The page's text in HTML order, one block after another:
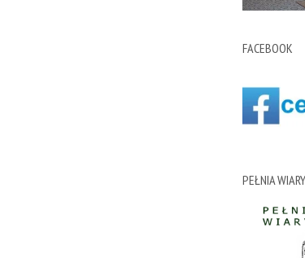
FACEBOOK
PEŁNIA